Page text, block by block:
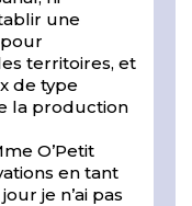
une
territoires, et
de type
la production
O’Petit
en tant
je n’ai pas